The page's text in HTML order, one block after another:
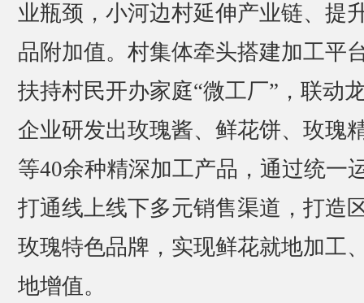
业瓶颈，小河边村延伸产业链、提
品附加值。村集体牵头搭建加工平
扶持村民开办家庭“微工厂”，联动
企业研发出玫瑰酱、鲜花饼、玫瑰
等40余种精深加工产品，通过统一
打通线上线下多元销售渠道，打造
玫瑰特色品牌，实现鲜花就地加工
地增值。